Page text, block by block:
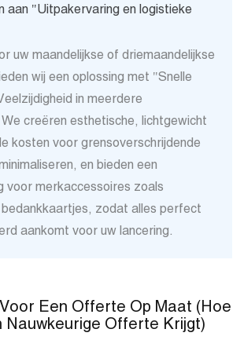
aan "Uitpakervaring en logistieke
uw maandelijkse of driemaandelijkse
wij een oplossing met "Snelle
in meerdere
creëren esthetische, lichtgewicht
kosten voor grensoverschrijdende
en bieden een
voor merkaccessoires zoals
zodat alles perfect
aankomt voor uw lancering.
Een Offerte Op Maat (Hoe
Nauwkeurige Offerte Krijgt)